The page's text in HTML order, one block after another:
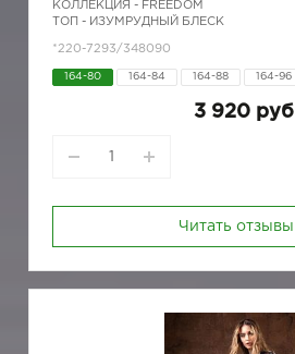
КОЛЛЕКЦИЯ - FREEDOM
ТОП - ИЗУМРУДНЫЙ БЛЕСК
*220-7293/348090
164-80 164-84 164-88 164-96
3 920 руб
Читать отзывы